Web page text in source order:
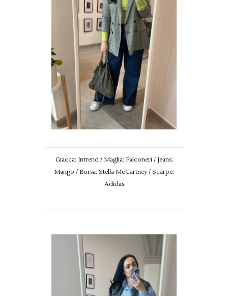
Giacca: Intrend / Maglia: Falconeri / Jeans:
Mango / Borsa: Stella McCartney / Scarpe:
Adidas